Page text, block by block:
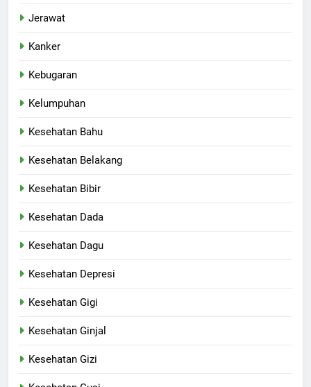
Jerawat
Kanker
Kebugaran
Kelumpuhan
Kesehatan Bahu
Kesehatan Belakang
Kesehatan Bibir
Kesehatan Dada
Kesehatan Dagu
Kesehatan Depresi
Kesehatan Gigi
Kesehatan Ginjal
Kesehatan Gizi